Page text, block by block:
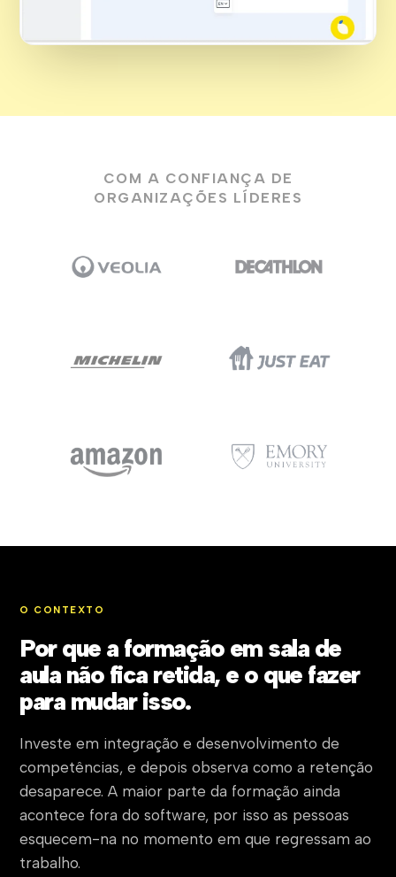
COM A CONFIANÇA DE
ORGANIZAÇÕES LÍDERES
O CONTEXTO
Por que a formação em sala de
aula não fica retida, e o que fazer
para mudar isso.
Investe em integração e desenvolvimento de
competências, e depois observa como a retenção
desaparece. A maior parte da formação ainda
acontece fora do software, por isso as pessoas
esquecem-na no momento em que regressam ao
trabalho.